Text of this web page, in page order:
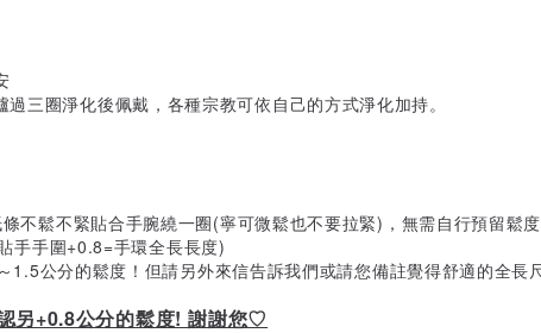
三圈淨化後佩戴，各種宗教可依自己的方式淨化加持。
條不鬆不緊貼合手腕繞一圈(寧可微鬆也不要拉緊)，無需自行預留
手手圍+0.8=手環全長長度)
公分的鬆度！但請另外來信告訴我們或請您備註覺得舒適的全長
另+0.8公分的鬆度! 謝謝您♡